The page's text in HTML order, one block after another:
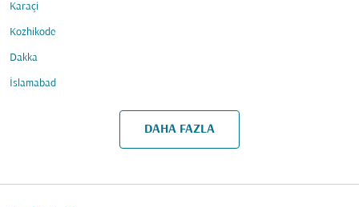
Karaçi
Kozhikode
Dakka
İslamabad
DAHA FAZLA